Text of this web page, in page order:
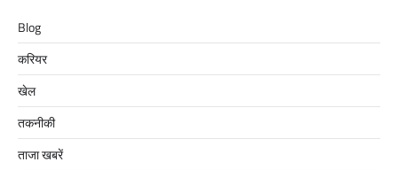
Blog
करियर
खेल
तकनीकी
ताजा खबरें